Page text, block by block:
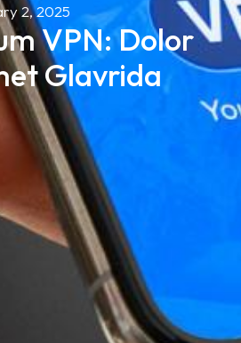
2, 2025
VPN: Dolor
Glavrida